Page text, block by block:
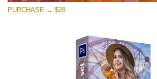
PURCHASE → $28